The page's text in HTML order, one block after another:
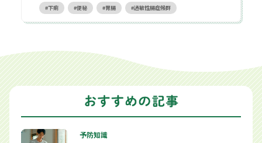
下痢 便秘 胃腸 過敏性腸症候群
予防知識